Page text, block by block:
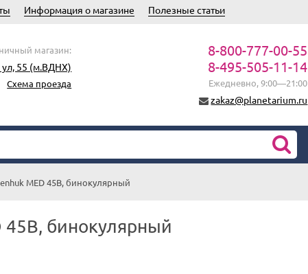
Информация о магазине Полезные статьи
магазин:
ул, 55 (м.ВДНХ)
Схема проезда
8-800-777-00-55
8-495-505-11-14
Ежедневно, 9:00—21:00
zakaz@planetarium.ru
MED 45B, бинокулярный
бинокулярный